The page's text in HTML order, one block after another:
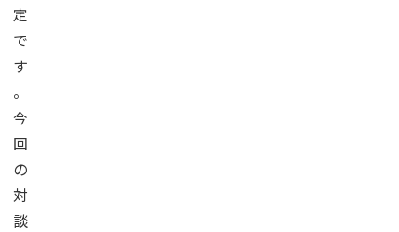
定
で
す
。
今
回
の
対
談